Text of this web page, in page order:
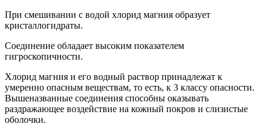
При смешивании с водой хлорид магния образует
кристаллогидраты.
Соединение обладает высоким показателем
гигроскопичности.
Хлорид магния и его водный раствор принадлежат к
умеренно опасным веществам, то есть, к 3 классу опасности.
Вышеназванные соединения способны оказывать
раздражающее воздействие на кожный покров и слизистые
оболочки.